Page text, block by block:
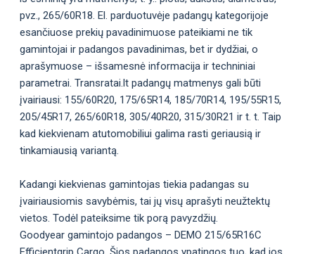
pvz., 265/60R18. El. parduotuvėje padangų kategorijoje
esančiuose prekių pavadinimuose pateikiami ne tik
gamintojai ir padangos pavadinimas, bet ir dydžiai, o
aprašymuose – išsamesnė informacija ir techniniai
parametrai. Transratai.lt padangų matmenys gali būti
įvairiausi: 155/60R20, 175/65R14, 185/70R14, 195/55R15,
205/45R17, 265/60R18, 305/40R20, 315/30R21 ir t. t. Taip
kad kiekvienam atutomobiliui galima rasti geriausią ir
tinkamiausią variantą.
Kadangi kiekvienas gamintojas tiekia padangas su
įvairiausiomis savybėmis, tai jų visų aprašyti neužtektų
vietos. Todėl pateiksime tik porą pavyzdžių.
Goodyear gamintojo padangos – DEMO 215/65R16C